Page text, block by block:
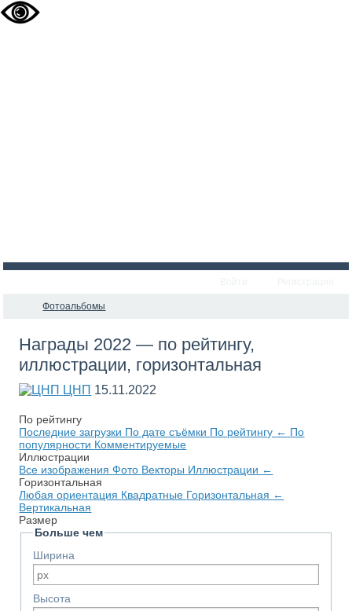
Фотоальбомы
Награды 2022 — по рейтингу,
иллюстрации, горизонтальная
ЦНП 15.11.2022
По рейтингу
Последние загрузки По дате съёмки По рейтингу ← По
популярности Комментируемые
Иллюстрации
Все изображенияФото Векторы Иллюстрации ←
Горизонтальная
Любая ориентация Квадратные Горизонтальная ←
Вертикальная
Размер
Больше чем
Ширина
Высота